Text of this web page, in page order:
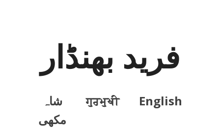
فرید بھنڈار
English
ਗੁਰਮੁਖੀ
شاہ
مکھی